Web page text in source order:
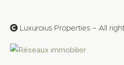
Luxuroius Properties – All